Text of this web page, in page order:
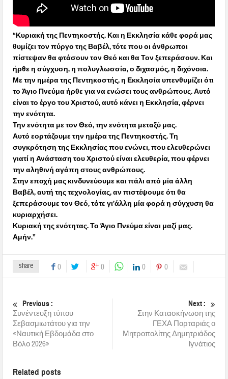
“Κυριακή της Πεντηκοστής. Και η Εκκλησία κάθε φορά μας
θυμίζει τον πύργο της Βαβέλ, τότε που οι άνθρωποι
πίστεψαν θα φτάσουν τον Θεό και θα Τον ξεπεράσουν. Και
ήρθε η σύγχυση, η πολυγλωσσία, ο διχασμός, η διχόνοια.
Με την ημέρα της Πεντηκοστής, η Εκκλησία υπενθυμίζει ότι
το Άγιο Πνεύμα ήρθε για να ενώσει τους ανθρώπους. Αυτό
είναι το έργο του Χριστού, αυτό κάνει η Εκκλησία, φέρνει
την ενότητα.
Την ενότητα με τον Θεό, την ενότητα μεταξύ μας.
Αυτό εορτάζουμε την ημέρα της Πεντηκοστής. Τη
συγκρότηση της Εκκλησίας που ενώνει, που ελευθερώνει
γιατί η Ανάσταση του Χριστού είναι ελευθερία, που φέρνει
την αληθινή αγάπη στους ανθρώπους.
Στην εποχή μας κινδυνεύουμε και πάλι από μία άλλη
Βαβέλ, αυτή της τεχνολογίας, αν πιστέψουμε ότι θα
ξεπεράσουμε τον Θεό, τότε γι’άλλη μία φορά η σύγχυση θα
κυριαρχήσει.
Κυριακή της ενότητας. Το Άγιο Πνεύμα είναι μαζί μας.
Αμήν.”
share 0 0 0 0
Previous :
Συνέντευξη τύπου
Σεβασμιωτάτου για την
«Ναυτική Εβδομάδα στο
Βόλο 2026»
Next :
Στην Κατασκήνωση της
ΓΕΧΑ Πορταριάς ο
Μητροπολίτης Δημητριάδος
Iγνάτιος
Related posts